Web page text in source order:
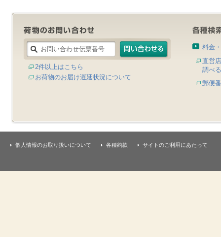
2件以上はこちら
お荷物のお届け遅延状況について
料金
直営
調べる
郵便
個人情報のお取り扱いについて 各種約款 サイトのご利用にあたって